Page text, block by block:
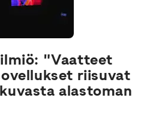
"Vaatteet
riisuvat
alastoman